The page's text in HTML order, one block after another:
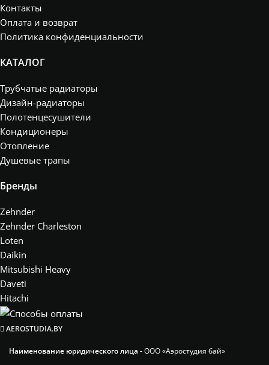
Контакты
Оплата и возврат
Политика конфиденциальности
КАТАЛОГ
Трубчатые радиаторы
Дизайн-радиаторы
Полотенцесушители
Кондиционеры
Отопление
Душевые трапы
Бренды
Zehnder
Zehnder Charleston
Loten
Daikin
Mitsubishi Heavy
Daveti
Hitachi
AEROSTUDIA.BY
Наименование юридического лица -ООО «Аэростудия бай»